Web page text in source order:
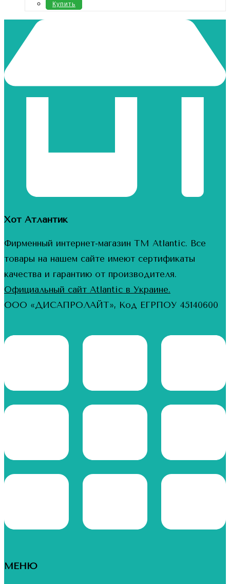
Купить
Хот Атлантик
Фирменный интернет-магазин ТМ Atlantic. Все
товары на нашем сайте имеют сертификаты
качества и гарантию от производителя.
Официальный сайт Atlantic в Украине.
ООО «ДИСАПРОЛАЙТ», Код ЕГРПОУ 45140600
МЕНЮ